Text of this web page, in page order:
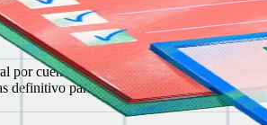
por cuenta propia suele tener
contratos desde cero, lo cual
por cuenta propia en un mismo
definitivo para autónomos de todo